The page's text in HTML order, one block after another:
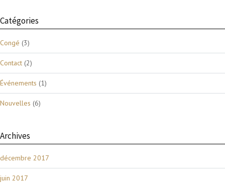
Catégories
Congé (3)
Contact (2)
Événements (1)
Nouvelles (6)
Archives
décembre 2017
juin 2017